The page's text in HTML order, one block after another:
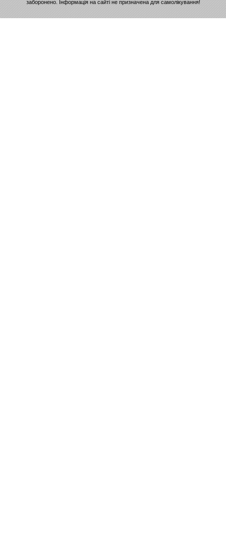
заборонено. Інформація на сайті не призначена для самолікування!